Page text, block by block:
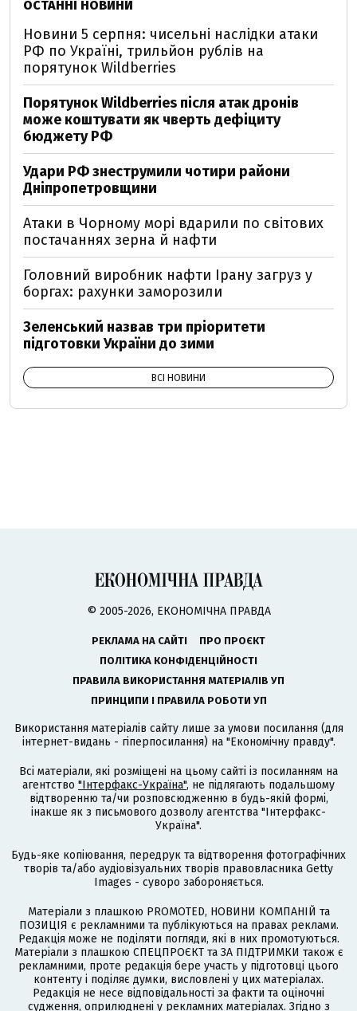
ОСТАННІ НОВИНИ
Новини 5 серпня: чисельні наслідки атаки
РФ по Україні, трильйон рублів на
порятунок Wildberries
Порятунок Wildberries після атак дронів
може коштувати як чверть дефіциту
бюджету РФ
Удари РФ знеструмили чотири райони
Дніпропетровщини
Атаки в Чорному морі вдарили по світових
постачаннях зерна й нафти
Головний виробник нафти Ірану загруз у
боргах: рахунки заморозили
Зеленський назвав три пріоритети
підготовки України до зими
ВСІ НОВИНИ
© 2005-2026, ЕКОНОМІЧНА ПРАВДА
РЕКЛАМА НА САЙТІ
ПРО ПРОЄКТ
ПОЛІТИКА КОНФІДЕНЦІЙНОСТІ
ПРАВИЛА ВИКОРИСТАННЯ МАТЕРІАЛІВ УП
ПРИНЦИПИ І ПРАВИЛА РОБОТИ УП
Використання матеріалів сайту лише за умови посилання (для
інтернет-видань - гіперпосилання) на "Економічну правду".
Всі матеріали, які розміщені на цьому сайті із посиланням на
агентство "Інтерфакс-Україна", не підлягають подальшому
відтворенню та/чи розповсюдженню в будь-якій формі,
інакше як з письмового дозволу агентства "Інтерфакс-
Україна".
Будь-яке копіювання, передрук та відтворення фотографічних
творів та/або аудіовізуальних творів правовласника Getty
Images - суворо забороняється.
Матеріали з плашкою PROMOTED, НОВИНИ КОМПАНІЙ та
ПОЗИЦІЯ є рекламними та публікуються на правах реклами.
Редакція може не поділяти погляди, які в них промотуються.
Матеріали з плашкою СПЕЦПРОЄКТ та ЗА ПІДТРИМКИ також є
рекламними, проте редакція бере участь у підготовці цього
контенту і поділяє думки, висловлені у цих матеріалах.
Редакція не несе відповідальності за факти та оціночні
судження, оприлюднені у рекламних матеріалах. Згідно з